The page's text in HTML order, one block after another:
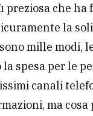
preziosa che ha
la
mille modi,
spesa per le
canali
ma